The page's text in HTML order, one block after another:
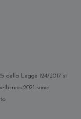
della Legge 124/2017 si
2021 sono